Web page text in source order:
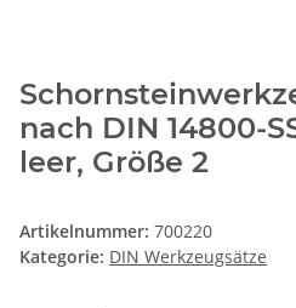
nach DIN 14800-
leer, Größe 2
Artikelnummer: 700220
Kategorie: DIN Werkzeugsätze